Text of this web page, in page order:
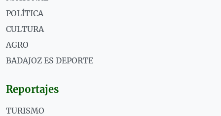
POLÍTICA
CULTURA
AGRO
BADAJOZ ES DEPORTE
Reportajes
TURISMO